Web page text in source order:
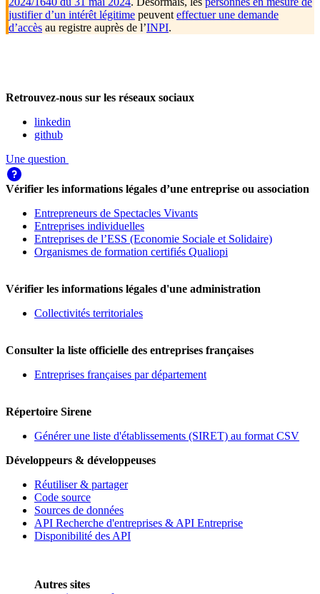
justifier d’un intérêt légitime peuvent effectuer une demande
d’accès au registre auprès de l’INPI.
Retrouvez-nous sur les réseaux sociaux
linkedin
github
Une question
Vérifier les informations légales d’une entreprise ou association
Entrepreneurs de Spectacles Vivants
Entreprises individuelles
Entreprises de l’ESS (Economie Sociale et Solidaire)
Organismes de formation certifiés Qualiopi
Vérifier les informations légales d'une administration
Collectivités territoriales
Consulter la liste officielle des entreprises françaises
Entreprises françaises par département
Répertoire Sirene
Générer une liste d'établissements (SIRET) au format CSV
Développeurs & développeuses
Réutiliser & partager
Code source
Sources de données
API Recherche d'entreprises & API Entreprise
Disponibilité des API
Autres sites